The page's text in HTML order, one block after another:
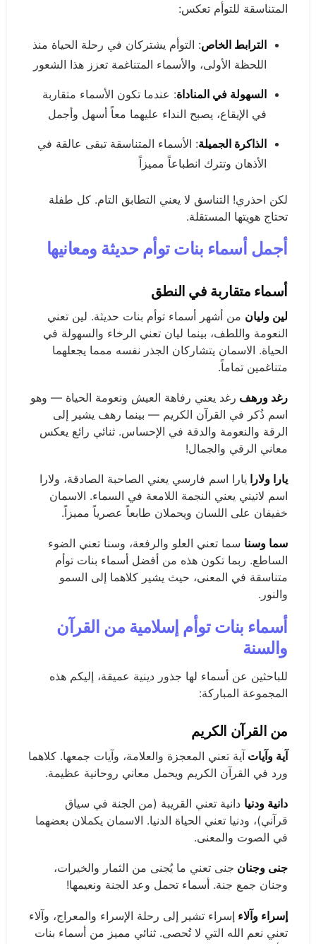
المتناسقة للتوأم تعكس:
الترابط الخاص: التوأم يشتركان في رحلة الحياة منذ
اللحظة الأولى، والأسماء المتناغمة تعزز هذا الشعور
السهولة في المناداة: عندما تكون الأسماء متقاربة
في الإيقاع، يصبح النداء عليهما معاً أسهل وأجمل
الذاكرة الجميلة: الأسماء المتناسقة تبقى عالقة في
الأذهان وتترك انطباعاً مميزاً
لكن احذري! التناسق لا يعني التطابق التام. كل طفلة
تحتاج هويتها المستقلة.
أجمل أسماء بنات توأم حديثة ومعانيها
أسماء متقاربة في النطق
لين وليان من أشهر أسماء توأم بنات حديثة. لين تعني
النعومة واللطف، بينما ليان تعني الرخاء والسهولة في
الحياة. الاسمان يتشاركان الجذر نفسه ممما يجعلهما
متناغمين تماماً.
رغد ورهف رغد يعني رفاهة العيش ونعومة الحياة — وهو
اسم ذُكر في القرآن الكريم — بينما رهف يشير إلى
الرقة والنعومة والدقة في الإحساس. ثنائي رائع يعكس
معاني الرقي والجمال!
يارا ولارا يارا اسم فارسي يعني الصاحبة الصادقة، ولارا
اسم لاتيني يعني النجمة اللامعة في السماء. الاسمان
خفيفان على اللسان ويحملان طابعاً عصرياً مميزاً.
سما وسنا سما تعني العلو والرفعة، وسنا تعني الضوء
الساطع. ربما تكون هذه من أفضل أسماء بنات توأم
متناسقة في المعنى، حيث يشير كلاهما إلى السمو
والنور.
أسماء بنات توأم إسلامية من القرآن
والسنة
للباحثين عن أسماء لها جذور دينية عميقة، إليكم هذه
المجموعة المباركة:
من القرآن الكريم
آية وآيات آية تعني المعجزة والعلامة، وآيات جمعها. كلاهما
ورد في القرآن الكريم ويحمل معاني روحانية عظيمة.
دانية ودنيا دانية تعني القريبة (من الجنة في سياق
قرآني)، ودنيا تعني الحياة الدنيا. الاسمان يكملان بعضهما
في الصوت والمعنى.
جنى وجنان جنى تعني ما يُجنى من الثمار والخيرات،
وجنان جمع جنة. أسماء تحمل وعد الجنة ونعيمها!
إسراء وآلاء إسراء تشير إلى رحلة الإسراء والمعراج، وآلاء
تعني نعم الله التي لا تُحصى. ثنائي مميز من أسماء بنات